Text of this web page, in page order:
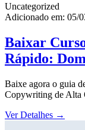
Uncategorized
Adicionado em: 05/
Baixar
Rápido:
Baixe agora o guia
Copywriting de Alta
Ver Detalhes →